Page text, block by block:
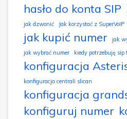
hasło do konta SIP
jak dzwonić Jak korzystać z SuperVoIP
jak kupić numer
jak
jak wybrać numer
kiedy potrzebuję
konfiguracja
konfiguracja centrali slican
konfiguracja
konfiguruj numer